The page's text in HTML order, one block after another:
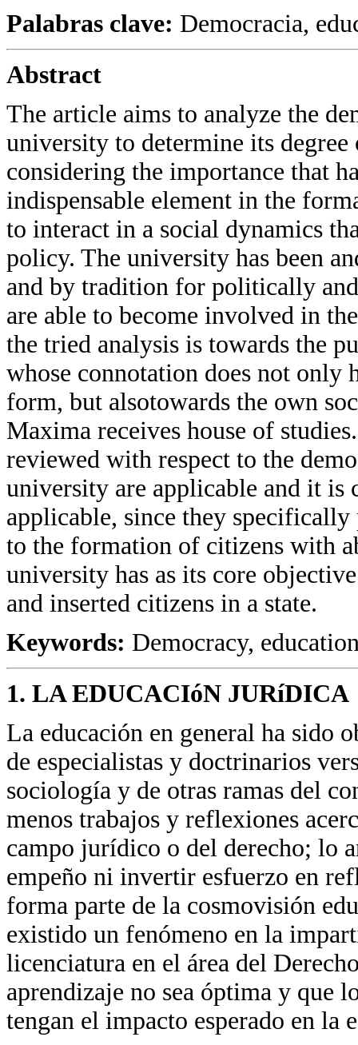
Palabras clave: Democracia,
Abstract
The article aims to analyze the
university to determine its
considering the importance that
indispensable element in the
to interact in a social dynamics
policy. The university has been
and by tradition for politically
are able to become involved in
the tried analysis is towards the
whose connotation does not only
form, but alsotowards the own
Maxima receives house of
reviewed with respect to the
university are applicable and it is
applicable, since they specifically
to the formation of citizens with
university has as its core
and inserted citizens in a state.
Keywords: Democracy,
1. LA EDUCACIóN JURíDICA
La educación en general ha sido
de especialistas y doctrinarios
sociología y de otras ramas del
menos trabajos y reflexiones
campo jurídico o del derecho; lo
empeño ni invertir esfuerzo en
forma parte de la cosmovisión
existido un fenómeno en la
licenciatura en el área del
aprendizaje no sea óptima y que
tengan el impacto esperado en la